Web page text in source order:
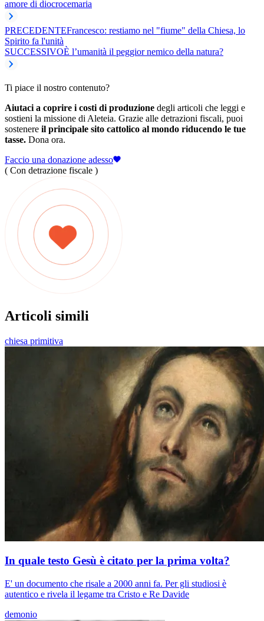
amore di diocrocemaria
PRECEDENTEFrancesco: restiamo nel "fiume" della Chiesa, lo
Spirito fa l'unità
SUCCESSIVOÈ l’umanità il peggior nemico della natura?
Ti piace il nostro contenuto?
Aiutaci a coprire i costi di produzione degli articoli che leggi e
sostieni la missione di Aleteia. Grazie alle detrazioni fiscali, puoi
sostenere il principale sito cattolico al mondo riducendo le tue
tasse. Dona ora.
Faccio una donazione adesso
( Con detrazione fiscale )
Articoli simili
chiesa primitiva
In quale testo Gesù è citato per la prima volta?
E' un documento che risale a 2000 anni fa. Per gli studiosi è
autentico e rivela il legame tra Cristo e Re Davide
demonio